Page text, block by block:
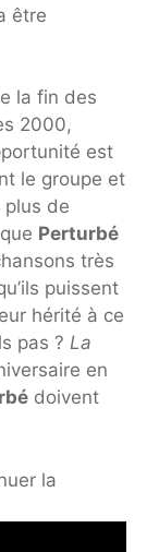
être
la fin des
2000,
est
le groupe et
de
Perturbé
très
puissent
hérité à ce
pas ? La
en
doivent
la